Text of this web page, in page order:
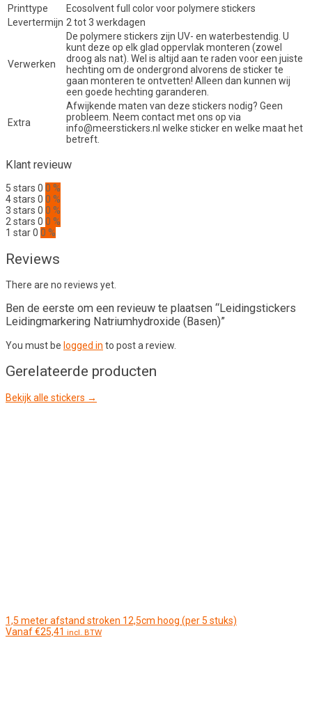
Printtype
Ecosolvent full color voor polymere stickers
Levertermijn 2 tot 3 werkdagen
Verwerken
De polymere stickers zijn UV- en waterbestendig. U
kunt deze op elk glad oppervlak monteren (zowel
droog als nat). Wel is altijd aan te raden voor een juiste
hechting om de ondergrond alvorens de sticker te
gaan monteren te ontvetten! Alleen dan kunnen wij
een goede hechting garanderen.
Extra
Afwijkende maten van deze stickers nodig? Geen
probleem. Neem contact met ons op via
info@meerstickers.nl welke sticker en welke maat het
betreft.
Klant revieuw
5 stars 0 0 %
4 stars 0 0 %
3 stars 0 0 %
2 stars 0 0 %
1 star0 0 %
Reviews
There are no reviews yet.
Ben de eerste om een revieuw te plaatsen “Leidingstickers
Leidingmarkering Natriumhydroxide (Basen)”
You must be logged in to post a review.
Gerelateerde producten
Bekijk alle stickers →
1,5 meter afstand stroken 12,5cm hoog (per 5 stuks)
Vanaf€25,41 incl. BTW